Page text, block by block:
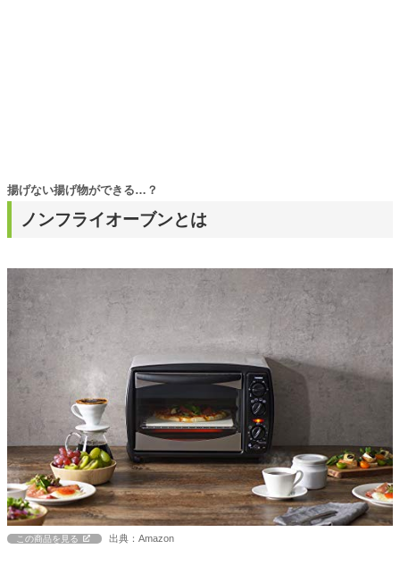
ノンフライオーブンとは
揚げない揚げ物ができる…？
この商品を見る 出典：Amazon